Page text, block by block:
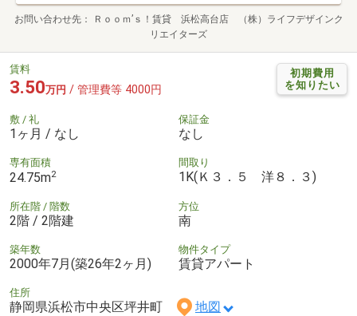
お問い合わせ先
Ｒｏｏｍ’ｓ！賃貸 浜松高台店 （株）ライフデザインク
リエイターズ
初期費用
を知りたい
賃料
3.50万円 / 管理費等 4000円
敷 / 礼
1ヶ月 / なし
保証金
なし
専有面積
24.75m2
間取り
1K(Ｋ３．５ 洋８．３)
所在階 / 階数
2階 / 2階建
方位
南
築年数
2000年7月(築26年2ヶ月)
物件タイプ
賃貸アパート
住所
静岡県浜松市中央区坪井町 地図